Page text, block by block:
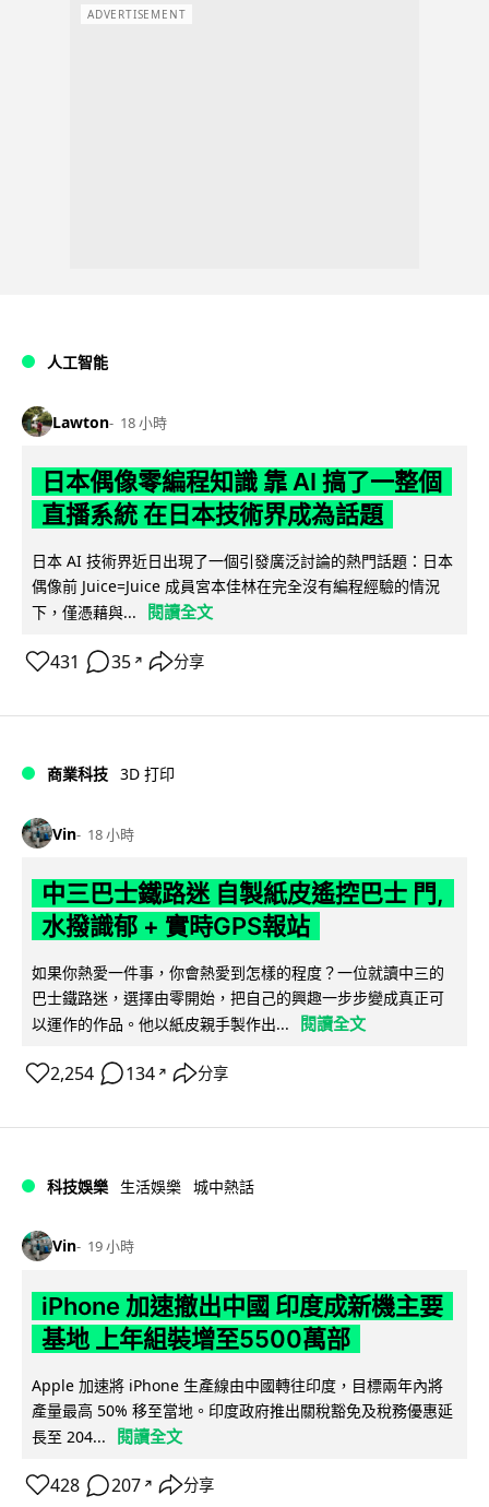
ADVERTISEMENT
人工智能
Lawton 18 小時
日本偶像零編程知識 靠 AI 搞了一整個
直播系統 在日本技術界成為話題
日本 AI 技術界近日出現了一個引發廣泛討論的熱門話題：日本
偶像前 Juice=Juice 成員宮本佳林在完全沒有編程經驗的情況
下，僅憑藉與...
閱讀全文
431 35 ↗ 分享
商業科技 3D 打印
Vin 18 小時
中三巴士鐵路迷 自製紙皮遙控巴士 門,
水撥識郁 + 實時GPS報站
如果你熱愛一件事，你會熱愛到怎樣的程度？一位就讀中三的
巴士鐵路迷，選擇由零開始，把自己的興趣一步步變成真正可
以運作的作品。他以紙皮親手製作出...
閱讀全文
2,254 134 ↗ 分享
科技娛樂 生活娛樂 城中熱話
Vin 19 小時
iPhone 加速撤出中國 印度成新機主要
基地 上年組裝增至5500萬部
Apple 加速將 iPhone 生產線由中國轉往印度，目標兩年內將
產量最高 50% 移至當地。印度政府推出關稅豁免及稅務優惠延
長至 204...
閱讀全文
428 207 ↗ 分享